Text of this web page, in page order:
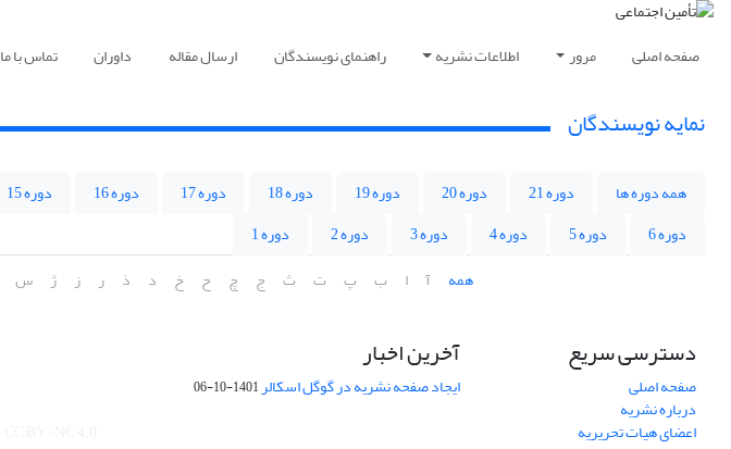
صفحه اصلی مرور اطلاعات نشریه راهنمای نویسندگان ارسال مقاله داوران تماس با ما
نمایه نویسندگان
همه دوره ها دوره 21 دوره 20 دوره 19 دوره 18 دوره 17 دوره 16 دوره 15
دوره 6
دوره 5 دوره 4 دوره 3 دوره 2
دوره 1
همه
آ ا ب پ ت ث ج چ ح خ د ذ ر ز ژ س
دسترسی سریع
صفحه اصلی
درباره نشریه
اعضای هیات تحریریه
آخرین اخبار
ایجاد صفحه نشریه در گوگل اسکالر1401-10-06